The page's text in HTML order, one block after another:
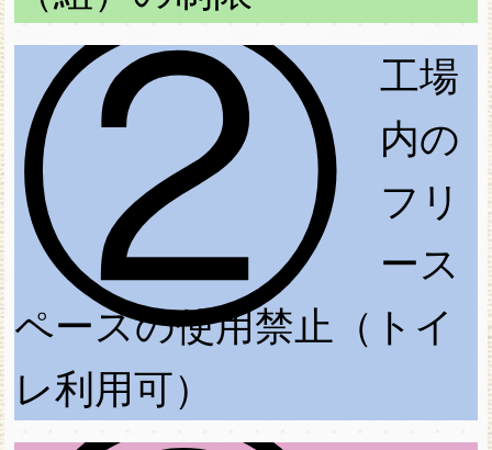
②
工場
内の
フリ
ース
ペースの使用禁止（トイ
レ利用可）